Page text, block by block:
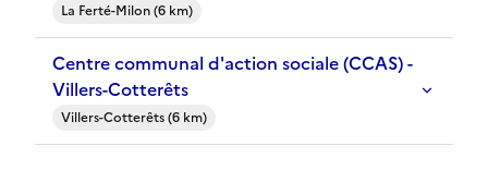
La Ferté-Milon (6 km)
Centre communal d'action sociale (CCAS) -
Villers-Cotterêts
Villers-Cotterêts (6 km)